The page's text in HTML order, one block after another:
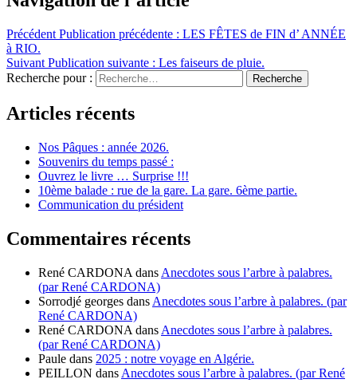
Précédent Publication précédente : LES FÊTES de FIN d’ ANNÉE
à RIO.
Suivant Publication suivante : Les faiseurs de pluie.
Recherche pour :
Recherche
Articles récents
Nos Pâques : année 2026.
Souvenirs du temps passé :
Ouvrez le livre … Surprise !!!
10ème balade : rue de la gare. La gare. 6ème partie.
Communication du président
Commentaires récents
René CARDONA dans Anecdotes sous l’arbre à palabres.
(par René CARDONA)
Sorrodjé georges dans Anecdotes sous l’arbre à palabres. (par
René CARDONA)
René CARDONA dans Anecdotes sous l’arbre à palabres.
(par René CARDONA)
Paule dans 2025 : notre voyage en Algérie.
PEILLON dans Anecdotes sous l’arbre à palabres. (par René